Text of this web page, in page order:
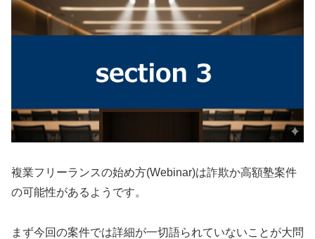
複業フリーランスの始め方(Webinar)は詐欺か高額塾案件
の可能性があるようです。
まず今回の案件では詳細が一切語られていないことが大問